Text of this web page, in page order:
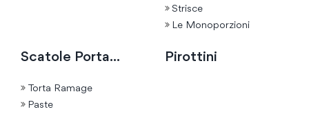
Strisce
Le Monoporzioni
Scatole Porta...
Torta Ramage
Paste
Pirottini